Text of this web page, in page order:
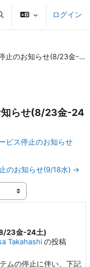
索入力に切り替えるログイン
停電に伴うサービス停止のお知らせ(8/23金-24土)
知らせ(8/23金-24
ビス停止のお知らせ
のお知らせ(9/18水) →
23金-24土)
Takahashi の投稿
ムの停止に伴い、下記